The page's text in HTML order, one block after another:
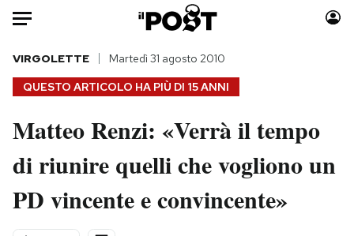
Auto
HOME
Italia
Politica
Tecnologia
Moda
Consumismi
Storie/Idee
QUESTO ARTICOLO HA PIÙ DI 15 ANNI
VIRGOLETTE Martedì 31 agosto 2010
Matteo Renzi: «Verrà il tempo
di riunire quelli che vogliono un
PD vincente e convincente»